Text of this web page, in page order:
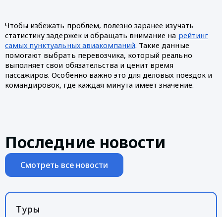
Чтобы избежать проблем, полезно заранее изучать
статистику задержек и обращать внимание на рейтинг
самых пунктуальных авиакомпаний. Такие данные
помогают выбрать перевозчика, который реально
выполняет свои обязательства и ценит время
пассажиров. Особенно важно это для деловых поездок и
командировок, где каждая минута имеет значение.
Последние новости
Смотреть все новости
Туры